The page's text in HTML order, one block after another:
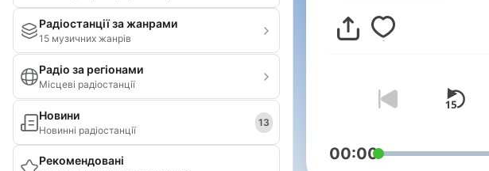
Радіостанції за жанрами
15 музичних жанрів
Радіо за регіонами
Місцеві радіостанції
Новини
Новинні радіостанції
13
Рекомендовані 00:00